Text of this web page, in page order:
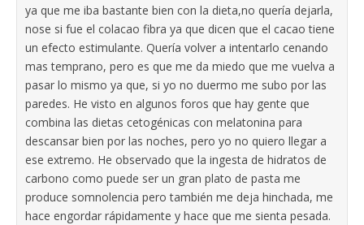
ya que me iba bastante bien con la dieta,no quería dejarla,
nose si fue el colacao fibra ya que dicen que el cacao tiene
un efecto estimulante. Quería volver a intentarlo cenando
mas temprano, pero es que me da miedo que me vuelva a
pasar lo mismo ya que, si yo no duermo me subo por las
paredes. He visto en algunos foros que hay gente que
combina las dietas cetogénicas con melatonina para
descansar bien por las noches, pero yo no quiero llegar a
ese extremo. He observado que la ingesta de hidratos de
carbono como puede ser un gran plato de pasta me
produce somnolencia pero también me deja hinchada, me
hace engordar rápidamente y hace que me sienta pesada.